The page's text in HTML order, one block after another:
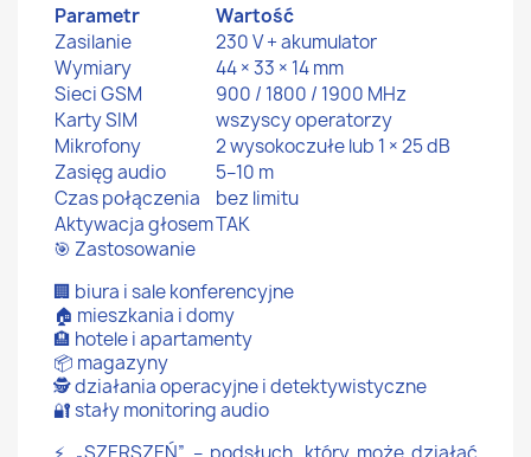
Parametr
Wartość
Zasilanie
230 V + akumulator
Wymiary
44 × 33 × 14 mm
Sieci GSM
900 / 1800 / 1900 MHz
Karty SIM
wszyscy operatorzy
Mikrofony
2 wysokoczułe lub 1 × 25 dB
Zasięg audio
5–10 m
Czas połączenia
bez limitu
Aktywacja głosemTAK
🎯 Zastosowanie
🏢 biura i sale konferencyjne
🏠 mieszkania i domy
🏨 hotele i apartamenty
📦 magazyny
🕵️ działania operacyjne i detektywistyczne
🔐 stały monitoring audio